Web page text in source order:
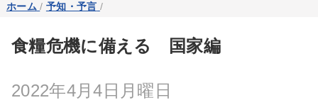
ホーム / 予知・予言 /
食糧危機に備える 国家編
2022年4月4日月曜日